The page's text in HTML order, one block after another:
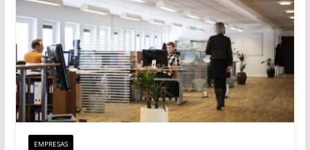
EMPRESAS